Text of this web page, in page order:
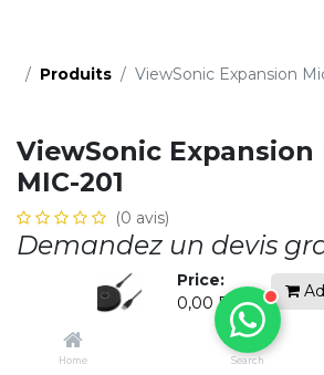
Price:
0,00 DH
Home Search
Produits ViewSonic Expansion
ViewSonic Expansion
MIC-201
(0 avis)
Demandez un devis
Ajouter à la li​ste de souhaits